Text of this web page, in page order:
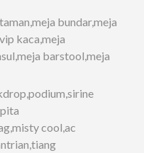
bundar,meja
kaca,meja
barstool,meja
cool,ac